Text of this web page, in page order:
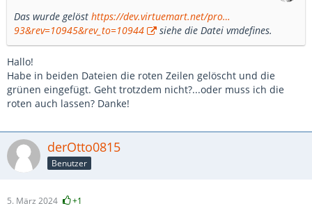
Das wurde gelöst https://dev.virtuemart.net/pro…
93&rev=10945&rev_to=10944
siehe die Datei vmdefines.
Hallo!
Habe in beiden Dateien die roten Zeilen gelöscht und die
grünen eingefügt. Geht trotzdem nicht?...oder muss ich die
roten auch lassen? Danke!
derOtto0815
Benutzer
5. März 2024 +1